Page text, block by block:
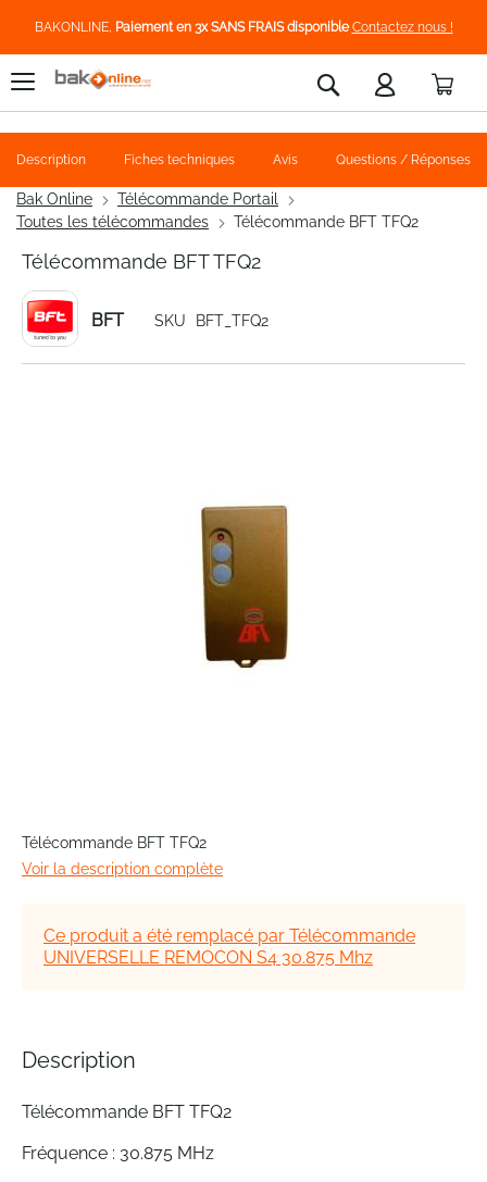
BAKONLINE, Paiement en 3x SANS FRAIS disponible Contactez nous !
Rechercher
Bak Online
Télécommande Portail
Toutes les télécommandes
Télécommande BFT TFQ2
Télécommande BFT TFQ2
BFT SKU BFT_TFQ2
to
the
beginning
images
gallery
Télécommande BFT TFQ2
Voir la description complète
Ce produit a été remplacé par Télécommande
UNIVERSELLE REMOCON S4 30.875 Mhz
Description Fiches techniques Avis Questions / Réponses
Description
Télécommande BFT TFQ2
Fréquence : 30.875 MHz